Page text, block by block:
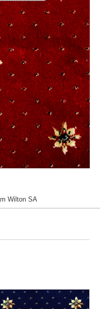
Wilton SA